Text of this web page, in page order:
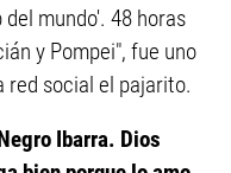
mundo'. 48 horas
y Pompei", fue uno
red social el pajarito.
Ibarra. Dios